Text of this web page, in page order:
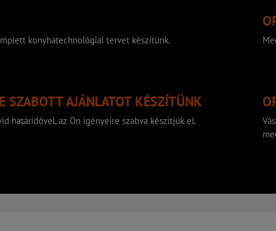
konyhatechnológiai tervet készítünk.
SZABOTT AJÁNLATOT KÉSZÍTÜNK
határidővel, az Ön igényeire szabva készítjük el.